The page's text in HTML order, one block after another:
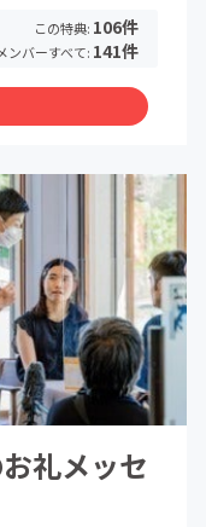
この特典: 106件
ンバーすべて: 141件
礼メッセ